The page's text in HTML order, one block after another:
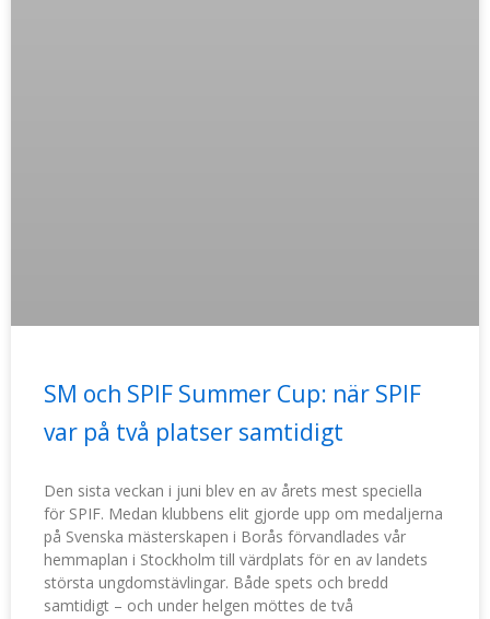
SM och SPIF Summer Cup: när SPIF
var på två platser samtidigt
Den sista veckan i juni blev en av årets mest speciella
för SPIF. Medan klubbens elit gjorde upp om medaljerna
på Svenska mästerskapen i Borås förvandlades vår
hemmaplan i Stockholm till värdplats för en av landets
största ungdomstävlingar. Både spets och bredd
samtidigt – och under helgen möttes de två